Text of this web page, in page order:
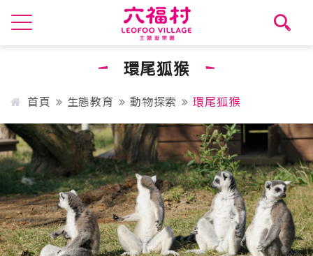
環尾狐猴
首頁 生態教育 動物探索 環尾狐猴